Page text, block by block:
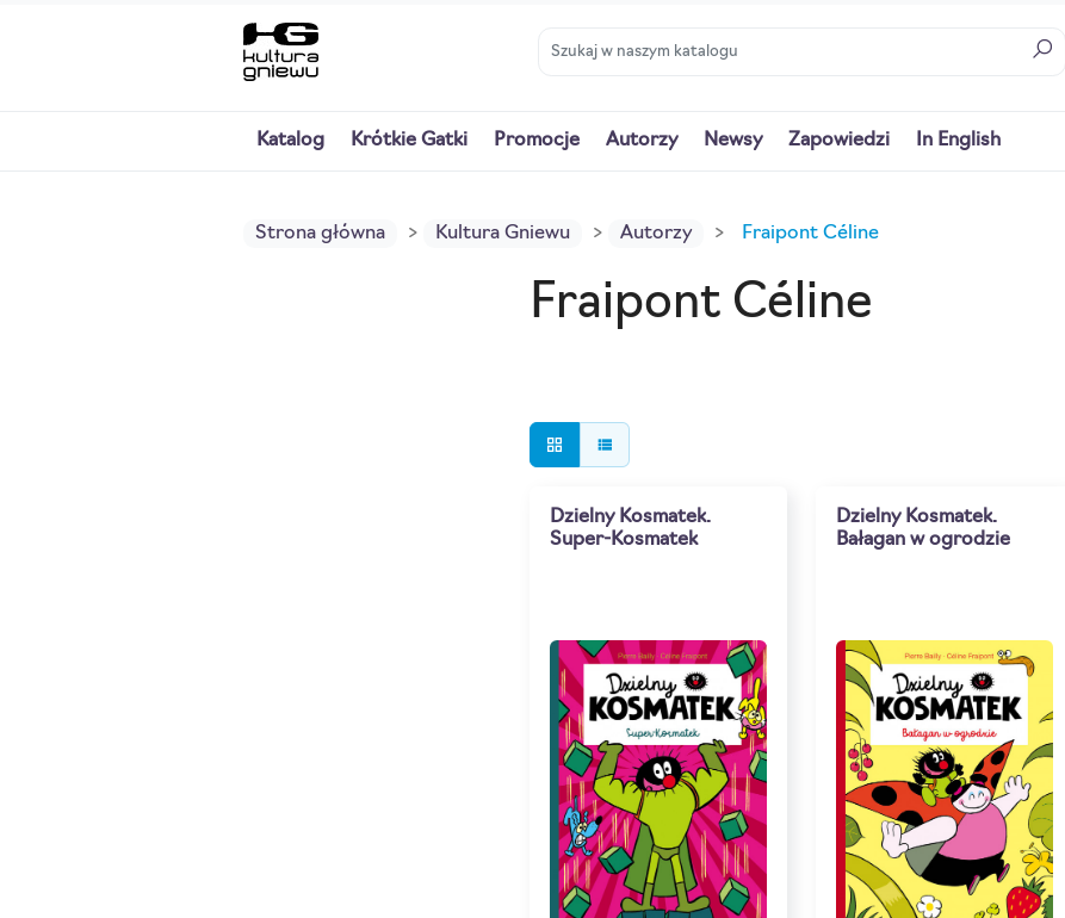
Katalog Krótkie Gatki Promocje Autorzy Newsy Zapowiedzi In English
Strona główna Kultura Gniewu Autorzy Fraipont Céline
Fraipont Céline
grid_view view_list
Dzielny Kosmatek.
Super-Kosmatek
Dzielny Kosmatek.
Bałagan w ogrodzie